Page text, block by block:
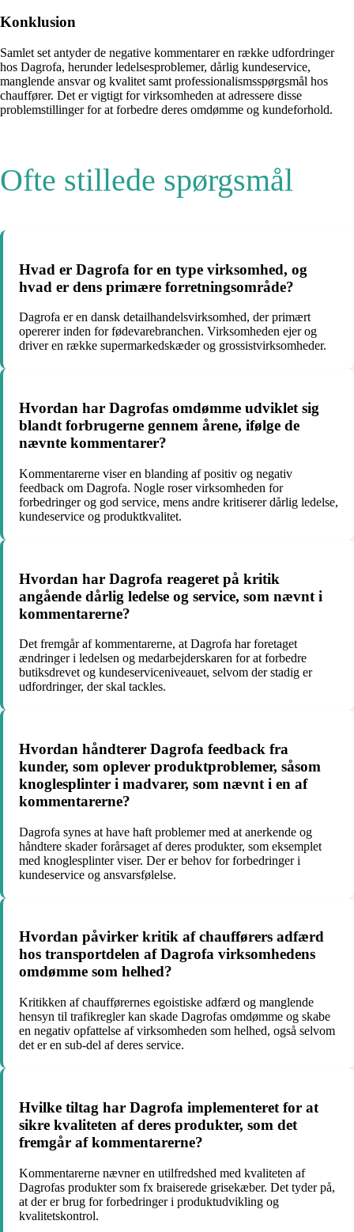
Konklusion
Samlet set antyder de negative kommentarer en række udfordringer
hos Dagrofa, herunder ledelsesproblemer, dårlig kundeservice,
manglende ansvar og kvalitet samt professionalismsspørgsmål hos
chauffører. Det er vigtigt for virksomheden at adressere disse
problemstillinger for at forbedre deres omdømme og kundeforhold.
Ofte stillede spørgsmål
Hvad er Dagrofa for en type virksomhed, og
hvad er dens primære forretningsområde?
Dagrofa er en dansk detailhandelsvirksomhed, der primært
opererer inden for fødevarebranchen. Virksomheden ejer og
driver en række supermarkedskæder og grossistvirksomheder.
Hvordan har Dagrofas omdømme udviklet sig
blandt forbrugerne gennem årene, ifølge de
nævnte kommentarer?
Kommentarerne viser en blanding af positiv og negativ
feedback om Dagrofa. Nogle roser virksomheden for
forbedringer og god service, mens andre kritiserer dårlig ledelse,
kundeservice og produktkvalitet.
Hvordan har Dagrofa reageret på kritik
angående dårlig ledelse og service, som nævnt i
kommentarerne?
Det fremgår af kommentarerne, at Dagrofa har foretaget
ændringer i ledelsen og medarbejderskaren for at forbedre
butiksdrevet og kundeserviceniveauet, selvom der stadig er
udfordringer, der skal tackles.
Hvordan håndterer Dagrofa feedback fra
kunder, som oplever produktproblemer, såsom
knoglesplinter i madvarer, som nævnt i en af
kommentarerne?
Dagrofa synes at have haft problemer med at anerkende og
håndtere skader forårsaget af deres produkter, som eksemplet
med knoglesplinter viser. Der er behov for forbedringer i
kundeservice og ansvarsfølelse.
Hvordan påvirker kritik af chaufførers adfærd
hos transportdelen af Dagrofa virksomhedens
omdømme som helhed?
Kritikken af chaufførernes egoistiske adfærd og manglende
hensyn til trafikregler kan skade Dagrofas omdømme og skabe
en negativ opfattelse af virksomheden som helhed, også selvom
det er en sub-del af deres service.
Hvilke tiltag har Dagrofa implementeret for at
sikre kvaliteten af deres produkter, som det
fremgår af kommentarerne?
Kommentarerne nævner en utilfredshed med kvaliteten af
Dagrofas produkter som fx braiserede grisekæber. Det tyder på,
at der er brug for forbedringer i produktudvikling og
kvalitetskontrol.